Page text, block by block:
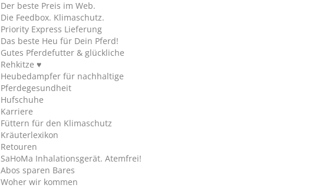
Der beste Preis im Web.
Die Feedbox. Klimaschutz.
Priority Express Lieferung
Das beste Heu für Dein Pferd!
Gutes Pferdefutter & glückliche
Rehkitze ♥
Heubedampfer für nachhaltige
Pferdegesundheit
Hufschuhe
Karriere
Füttern für den Klimaschutz
Kräuterlexikon
Retouren
SaHoMa Inhalationsgerät. Atemfrei!
Abos sparen Bares
Woher wir kommen